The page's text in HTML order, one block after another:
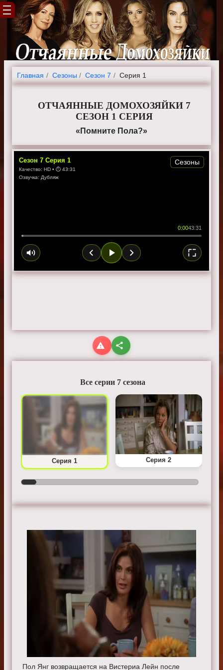
Главная Cезоны Сезон 7 Серия 1
ОТЧАЯННЫЕ ДОМОХОЗЯЙКИ 7
СЕЗОН 1 СЕРИЯ
«Помните Пола?»
Сезон 7 Серия 1
Качество: HD • ⏱ 43:31
Озвучка: Дубляж
0:0043:31
Сезоны
Все серии 7 сезона
Серия 1 Серия 2
Пол Янг возвращается на Вистериа Лейн после